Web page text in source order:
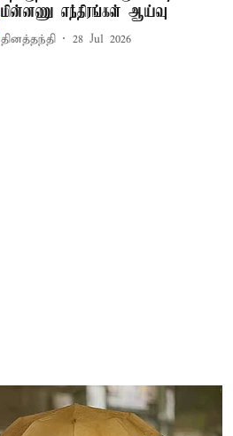
மின்னணு எந்திரங்கள் ஆய்வு
தினத்தந்தி 28 Jul 2026